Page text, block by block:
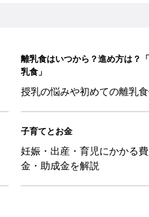
離乳食はいつから？進め方は？
乳食」
授乳の悩みや初めての離乳
子育てとお金
妊娠・出産・育児にかかる
金・助成金を解説